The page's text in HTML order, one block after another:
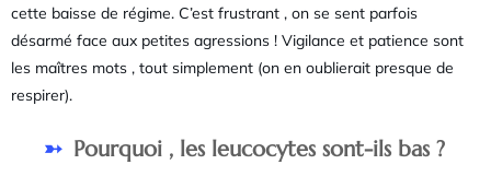
cette baisse de régime. C’est frustrant , on se sent parfois
désarmé face aux petites agressions ! Vigilance et patience sont
les maîtres mots , tout simplement (on en oublierait presque de
respirer).
Pourquoi , les leucocytes sont-ils bas ?